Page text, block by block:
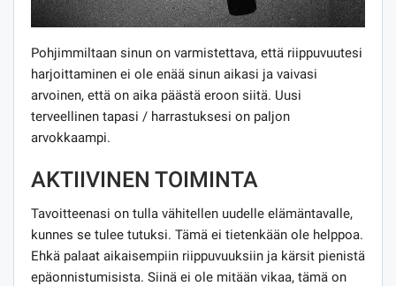
Pohjimmiltaan sinun on varmistettava, että riippuvuutesi
harjoittaminen ei ole enää sinun aikasi ja vaivasi
arvoinen, että on aika päästä eroon siitä. Uusi
terveellinen tapasi / harrastuksesi on paljon
arvokkaampi.
AKTIIVINEN TOIMINTA
Tavoitteenasi on tulla vähitellen uudelle elämäntavalle,
kunnes se tulee tutuksi. Tämä ei tietenkään ole helppoa.
Ehkä palaat aikaisempiin riippuvuuksiin ja kärsit pienistä
epäonnistumisista. Siinä ei ole mitään vikaa, tämä on